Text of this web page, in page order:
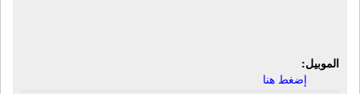
الموبيل:
إضغط هنا